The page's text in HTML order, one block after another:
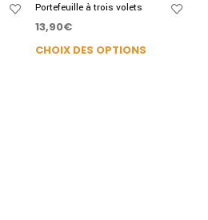
Portefeuille à trois volets
13,90€
CHOIX DES OPTIONS